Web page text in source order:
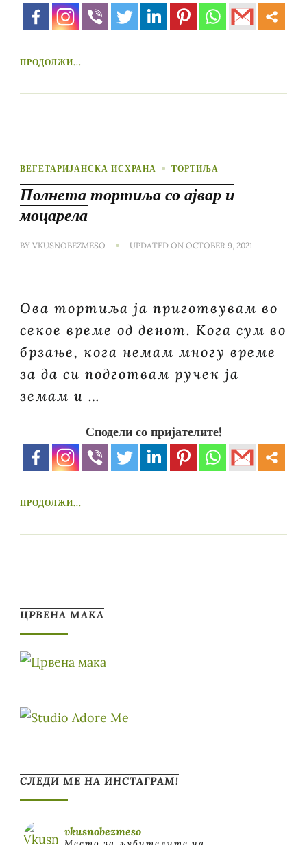
ПРОДОЛЖИ...
ВЕГЕТАРИЈАНСКА ИСХРАНА ТОРТИЉА
Полнета тортиља со ајвар и
моцарела
BY VKUSNOBEZMESO UPDATED ON OCTOBER 9, 2021
Ова тортиља ја приготвувам во
секое време од денот. Кога сум во
брзање, кога немам многу време
за да си подготвам ручек ја
земам и …
Сподели со пријателите!
ПРОДОЛЖИ...
ЦРВЕНА МАКА
СЛЕДИ МЕ НА ИНСТАГРАМ!
vkusnobezmeso